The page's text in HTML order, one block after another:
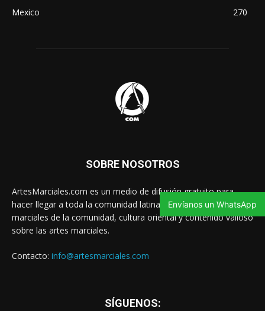
Mexico
270
SOBRE NOSOTROS
ArtesMarciales.com es un medio de difusión gratuito para
hacer llegar a toda la comunidad latina las noticias de artes
marciales de la comunidad, cultura oriental y contenido valioso
sobre las artes marciales.
Contacto: info@artesmarciales.com
SÍGUENOS:
Envíanos un WhatsApp